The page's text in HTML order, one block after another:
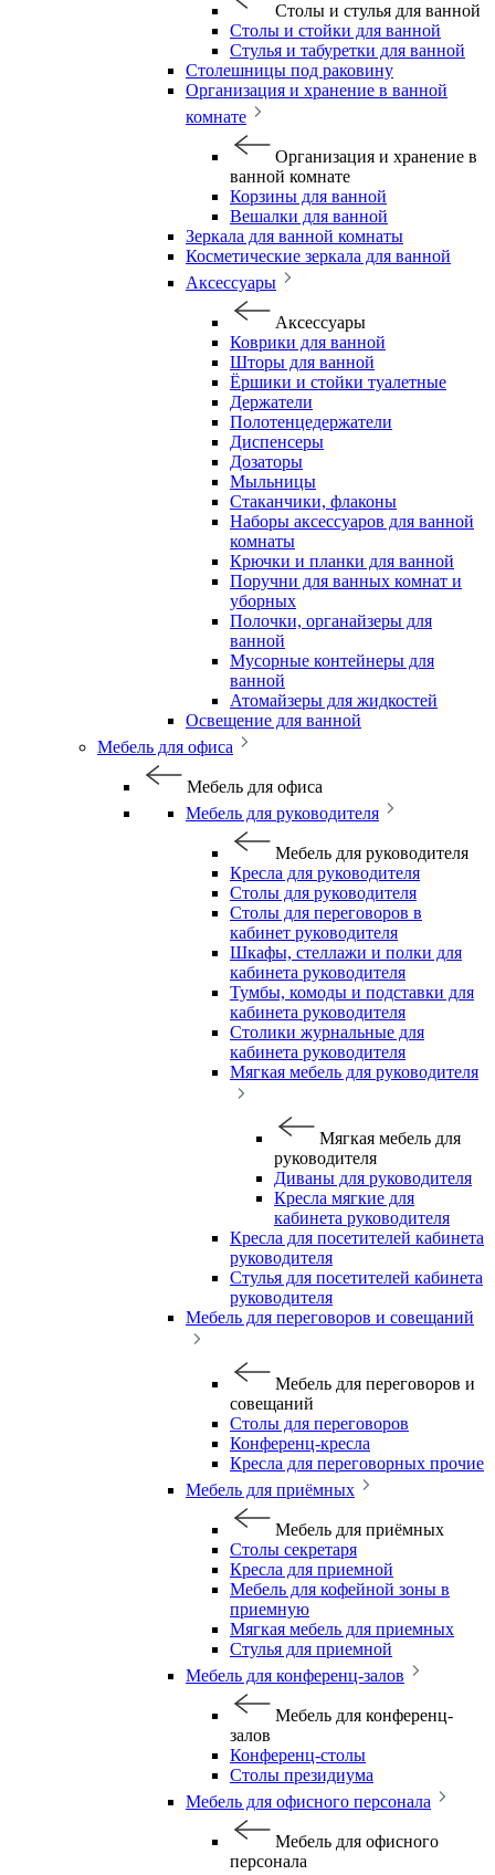
Столы и стулья для ванной
Столы и стойки для ванной
Стулья и табуретки для ванной
Столешницы под раковину
Организация и хранение в ванной
комнате
Организация и хранение в
ванной комнате
Корзины для ванной
Вешалки для ванной
Зеркала для ванной комнаты
Косметические зеркала для ванной
Аксессуары
Аксессуары
Коврики для ванной
Шторы для ванной
Ёршики и стойки туалетные
Держатели
Полотенцедержатели
Диспенсеры
Дозаторы
Мыльницы
Стаканчики, флаконы
Наборы аксессуаров для ванной
комнаты
Крючки и планки для ванной
Поручни для ванных комнат и
уборных
Полочки, органайзеры для
ванной
Мусорные контейнеры для
ванной
Атомайзеры для жидкостей
Освещение для ванной
Мебель для офиса
Мебель для офиса
Мебель для руководителя
Мебель для руководителя
Кресла для руководителя
Столы для руководителя
Столы для переговоров в
кабинет руководителя
Шкафы, стеллажи и полки для
кабинета руководителя
Тумбы, комоды и подставки для
кабинета руководителя
Столики журнальные для
кабинета руководителя
Мягкая мебель для руководителя
Мягкая мебель для
руководителя
Диваны для руководителя
Кресла мягкие для
кабинета руководителя
Кресла для посетителей кабинета
руководителя
Стулья для посетителей кабинета
руководителя
Мебель для переговоров и совещаний
Мебель для переговоров и
совещаний
Столы для переговоров
Конференц-кресла
Кресла для переговорных прочие
Мебель для приёмных
Мебель для приёмных
Столы секретаря
Кресла для приемной
Мебель для кофейной зоны в
приемную
Мягкая мебель для приемных
Стулья для приемной
Мебель для конференц-залов
Мебель для конференц-
залов
Конференц-столы
Столы президиума
Мебель для офисного персонала
Мебель для офисного
персонала